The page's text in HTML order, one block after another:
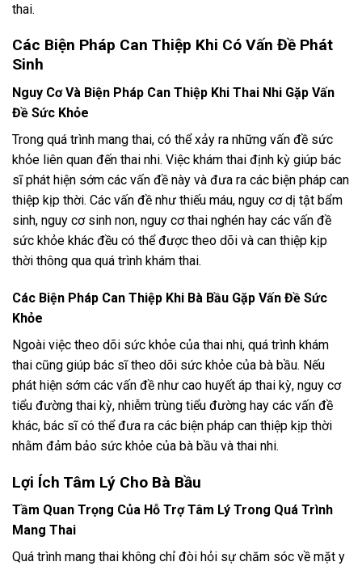
thai.
Các Biện Pháp Can Thiệp Khi Có Vấn Đề Phát
Sinh
Nguy Cơ Và Biện Pháp Can Thiệp Khi Thai Nhi Gặp Vấn
Đề Sức Khỏe
Trong quá trình mang thai, có thể xảy ra những vấn đề sức
khỏe liên quan đến thai nhi. Việc khám thai định kỳ giúp bác
sĩ phát hiện sớm các vấn đề này và đưa ra các biện pháp can
thiệp kịp thời. Các vấn đề như thiếu máu, nguy cơ dị tật bẩm
sinh, nguy cơ sinh non, nguy cơ thai nghén hay các vấn đề
sức khỏe khác đều có thể được theo dõi và can thiệp kịp
thời thông qua quá trình khám thai.
Các Biện Pháp Can Thiệp Khi Bà Bầu Gặp Vấn Đề Sức
Khỏe
Ngoài việc theo dõi sức khỏe của thai nhi, quá trình khám
thai cũng giúp bác sĩ theo dõi sức khỏe của bà bầu. Nếu
phát hiện sớm các vấn đề như cao huyết áp thai kỳ, nguy cơ
tiểu đường thai kỳ, nhiễm trùng tiểu đường hay các vấn đề
khác, bác sĩ có thể đưa ra các biện pháp can thiệp kịp thời
nhằm đảm bảo sức khỏe của bà bầu và thai nhi.
Lợi Ích Tâm Lý Cho Bà Bầu
Tầm Quan Trọng Của Hỗ Trợ Tâm Lý Trong Quá Trình
Mang Thai
Quá trình mang thai không chỉ đòi hỏi sự chăm sóc về mặt y